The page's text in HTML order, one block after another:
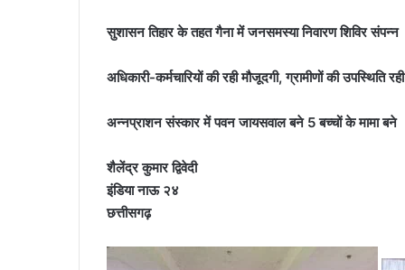
सुशासन तिहार के तहत गैना में जनसमस्या निवारण शिविर संपन्न
अधिकारी-कर्मचारियों की रही मौजूदगी, ग्रामीणों की उपस्थिति
अन्नप्राशन संस्कार में पवन जायसवाल बने 5 बच्चों के मामा बने
शैलेंद्र कुमार द्विवेदी
इंडिया नाऊ २४
छत्तीसगढ़